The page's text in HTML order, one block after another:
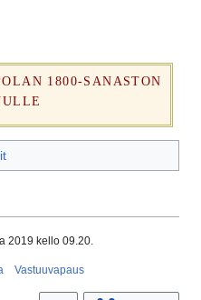
1800-SANASTON
2019 kello 09.20.
Vastuuvapaus